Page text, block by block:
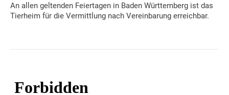
An allen geltenden Feiertagen in Baden Württemberg ist das
Tierheim für die Vermittlung nach Vereinbarung erreichbar.